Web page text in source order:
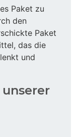
Paket zu
den
Paket
das die
und